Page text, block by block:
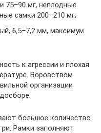
75–90 мг, неплодные
самки 200–210 мг;
6,5–7,2 мм, максимум
к агрессии и плохая
Воровством
организации
большое количество
Рамки заполняют